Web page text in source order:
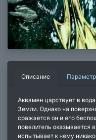
Описание
Аквамен царствует в
Земли. Однако на
сражается он и его
повелитель оказывается
испытывает к нему